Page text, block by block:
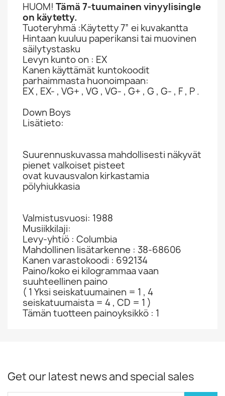
HUOM! Tämä 7-tuumainen vinyylisingle
on käytetty.
Tuoteryhmä :Käytetty 7” ei kuvakantta
Hintaan kuuluu paperikansi tai muovinen
säilytystasku
Levyn kunto on : EX
Kanen käyttämät kuntokoodit
parhaimmasta huonoimpaan:
EX , EX- , VG+ , VG , VG- , G+ , G , G- , F , P .
Down Boys
Lisätieto:
Suurennuskuvassa mahdollisesti näkyvät
pienet valkoiset pisteet
ovat kuvausvalon kirkastamia
pölyhiukkasia
Valmistusvuosi: 1988
Musiikkilaji:
Levy-yhtiö : Columbia
Mahdollinen lisätarkenne : 38-68606
Kanen varastokoodi : 692134
Paino/koko ei kilogrammaa vaan
suuhteellinen paino
( 1 Yksi seiskatuumainen = 1 , 4
seiskatuumaista = 4 , CD = 1 )
Tämän tuotteen painoyksikkö : 1
Get our latest news and special sales